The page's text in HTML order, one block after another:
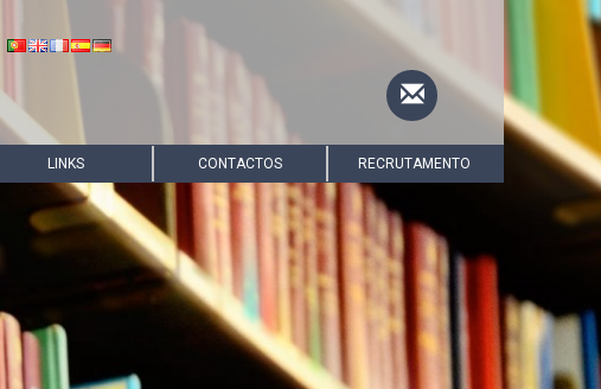
LINKS CONTACTOS RECRUTAMENTO